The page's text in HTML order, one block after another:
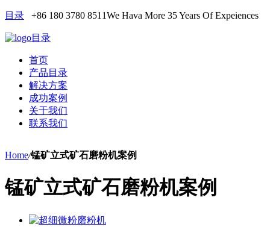
目录 +86 180 3780 8511We Hava More 35 Years Of Expeiences
目录
首页
产品目录
解决方案
成功案例
关于我们
联系我们
Home/锰矿立式矿石磨粉机案例
锰矿立式矿石磨粉机案例